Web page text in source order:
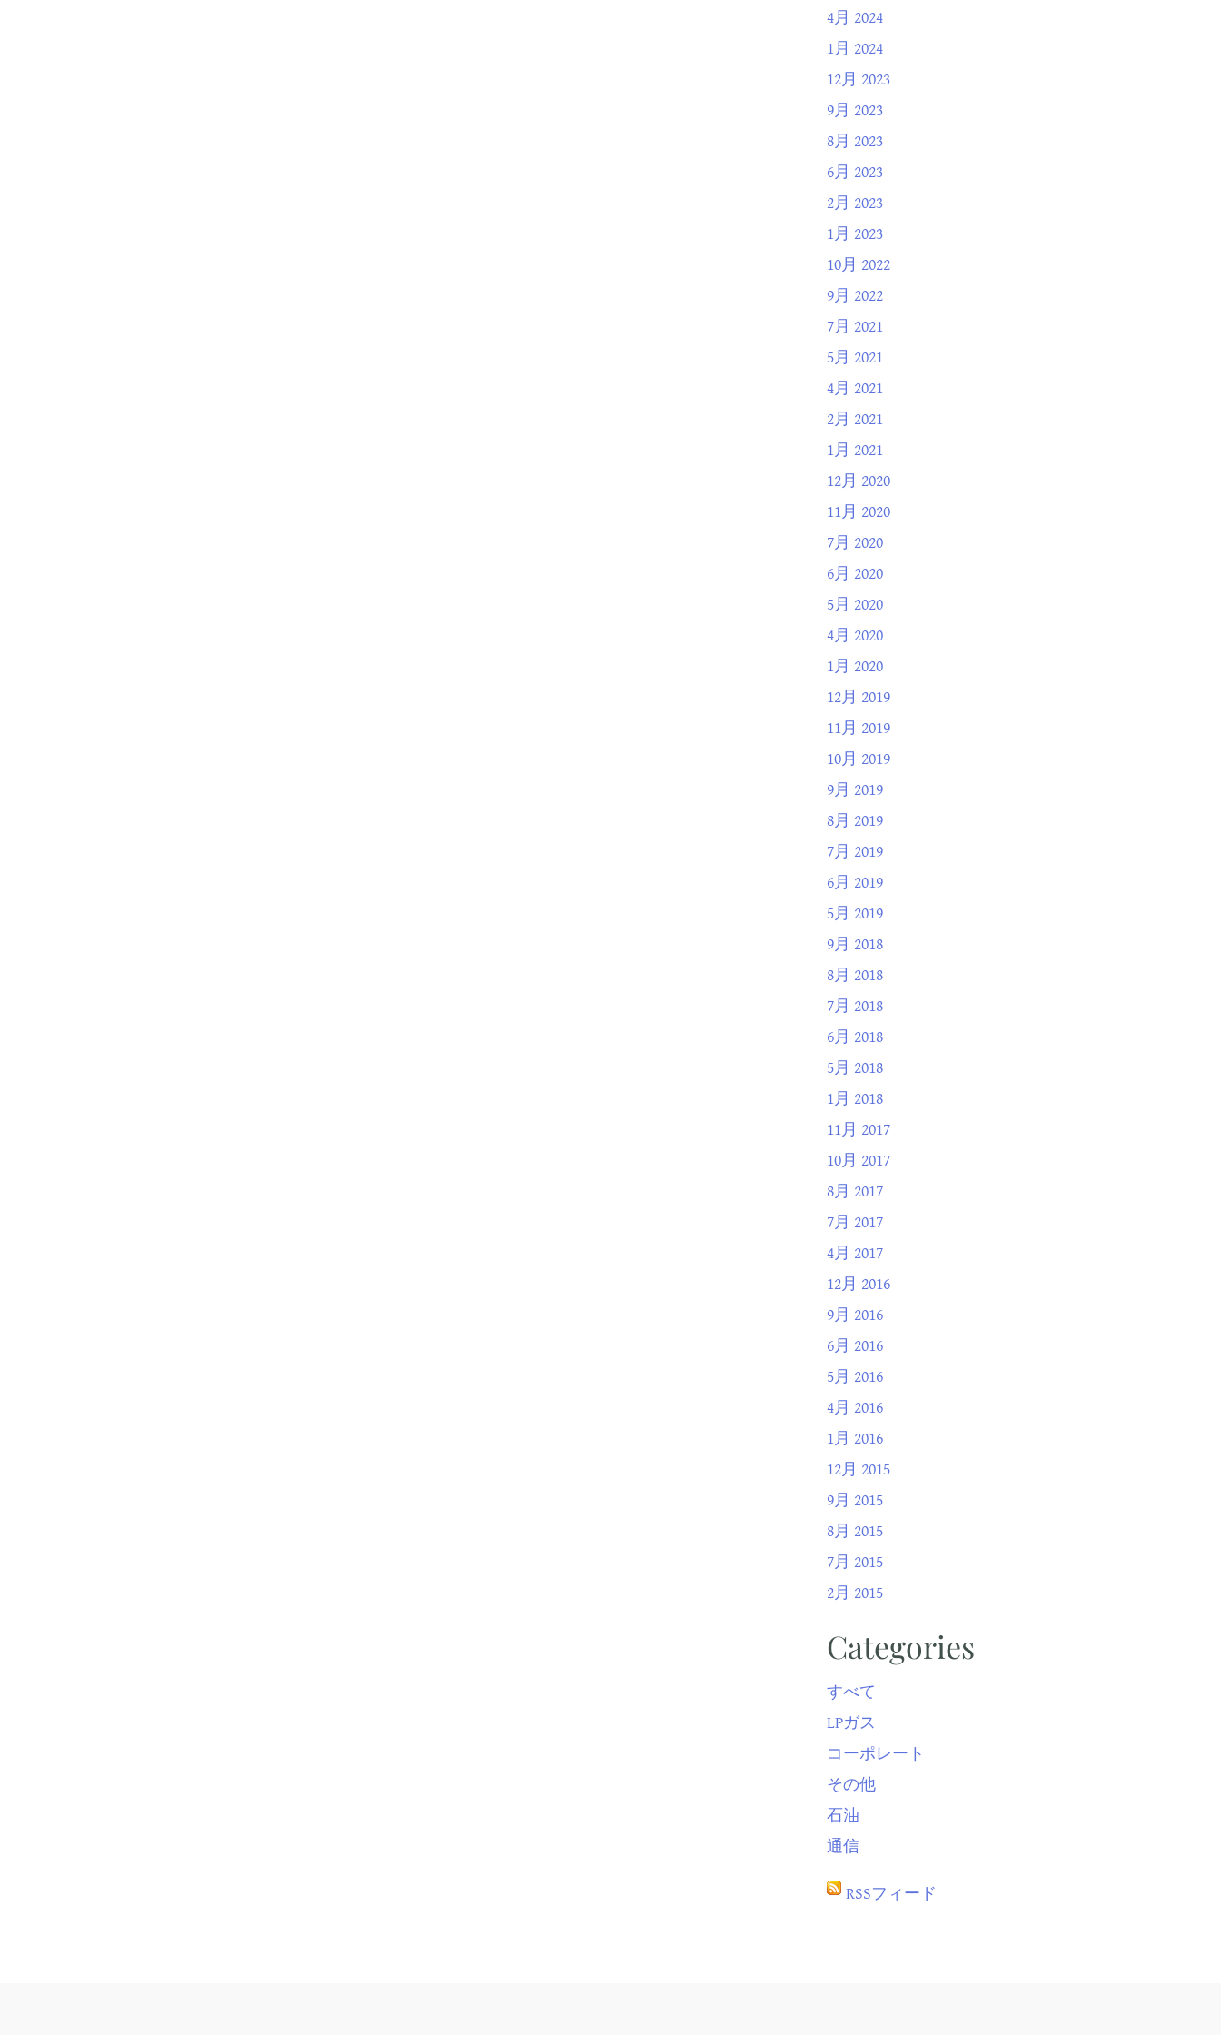
4月 2024
1月 2024
12月 2023
9月 2023
8月 2023
6月 2023
2月 2023
1月 2023
10月 2022
9月 2022
7月 2021
5月 2021
4月 2021
2月 2021
1月 2021
12月 2020
11月 2020
7月 2020
6月 2020
5月 2020
4月 2020
1月 2020
12月 2019
11月 2019
10月 2019
9月 2019
8月 2019
7月 2019
6月 2019
5月 2019
9月 2018
8月 2018
7月 2018
6月 2018
5月 2018
1月 2018
11月 2017
10月 2017
8月 2017
7月 2017
4月 2017
12月 2016
9月 2016
6月 2016
5月 2016
4月 2016
1月 2016
12月 2015
9月 2015
8月 2015
7月 2015
2月 2015
Categories
すべて
LPガス
コーポレート
その他
石油
通信
RSSフィード